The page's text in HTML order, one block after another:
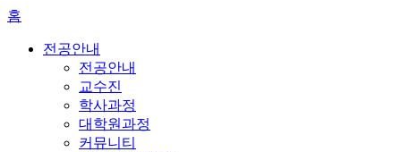
홈
전공안내
전공안내
교수진
학사과정
대학원과정
커뮤니티